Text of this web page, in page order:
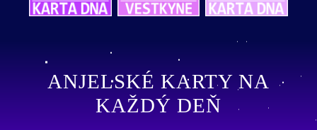
ANJELSKÉ KARTY NA
KAŽDÝ DEŇ